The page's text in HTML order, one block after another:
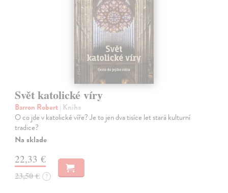
Svět katolické víry
Barron Robert| Kniha
O co jde v katolické víře? Je to jen dva tisíce let stará kulturní
tradice?
Na sklade
22,33 €
23,50 € ?